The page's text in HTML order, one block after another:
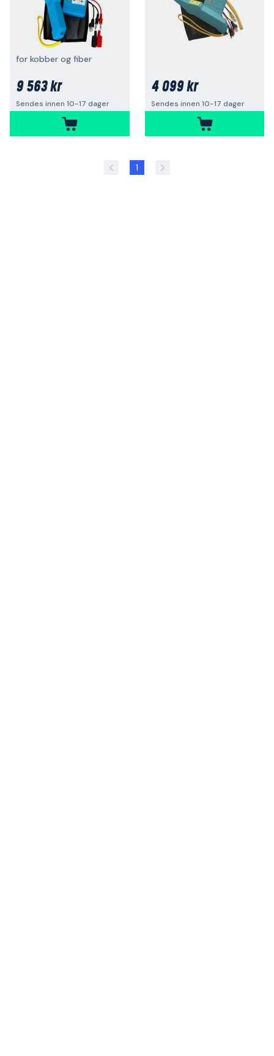
for kobber og fiber
9 563 kr
Sendes innen 10-17 dager
4 099 kr
Sendes innen 10-17 dager
1